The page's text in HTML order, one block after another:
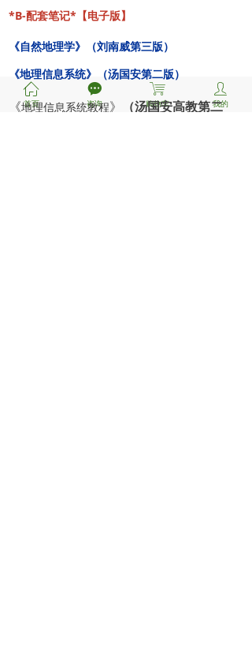
*B-配套笔记*【电子版】
《自然地理学》（刘南威第三版）
《地理信息系统》（汤国安第二版）
《地理信息系统教程》 （汤国安高教第二
ꀇ
首页
끁
咨询
ꁈ
购物车
ꄑ
我的